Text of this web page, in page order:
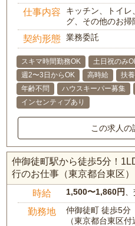
仕事内容
キッチン、トイ
グ、その他のお掃
契約形態 業務委託
スキマ時間勤務OK 土日祝のみ
週2〜3日からOK
高時給 扶
年齢不問
ハウスキーパー募集
インセンティブあり
この求人の
仲御徒町駅から徒歩5分！
行のお仕事（東京都台東区）
時給 1,500〜1,860円
勤務地
仲御徒町 徒歩5分
（東京都台東区付